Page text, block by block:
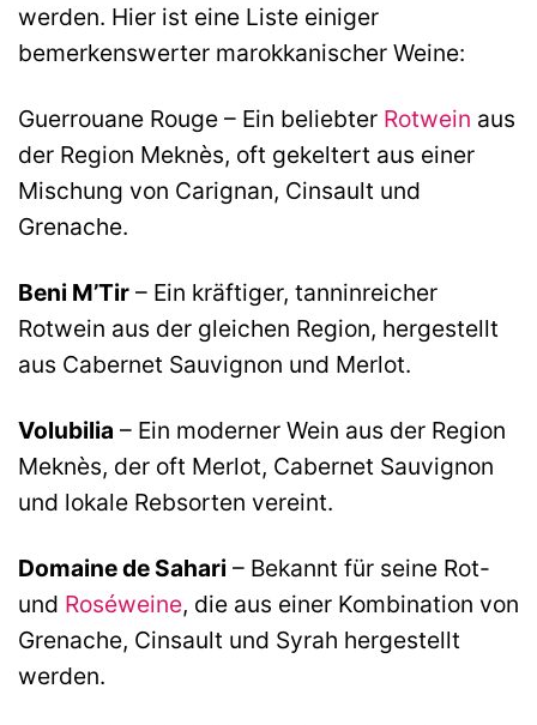
werden. Hier ist eine Liste einiger
bemerkenswerter marokkanischer Weine:
Guerrouane Rouge – Ein beliebter Rotwein aus
der Region Meknès, oft gekeltert aus einer
Mischung von Carignan, Cinsault und
Grenache.
Beni M’Tir – Ein kräftiger, tanninreicher
Rotwein aus der gleichen Region, hergestellt
aus Cabernet Sauvignon und Merlot.
Volubilia – Ein moderner Wein aus der Region
Meknès, der oft Merlot, Cabernet Sauvignon
und lokale Rebsorten vereint.
Domaine de Sahari – Bekannt für seine Rot-
und Roséweine, die aus einer Kombination von
Grenache, Cinsault und Syrah hergestellt
werden.